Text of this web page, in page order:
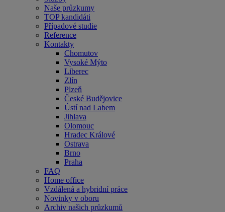
Naše průzkumy
TOP kandidáti
Případové studie
Reference
Kontakty
Chomutov
Vysoké Mýto
Liberec
Zlín
Plzeň
České Budějovice
Ústí nad Labem
Jihlava
Olomouc
Hradec Králové
Ostrava
Brno
Praha
FAQ
Home office
Vzdálená a hybridní práce
Novinky v oboru
Archiv našich průzkumů